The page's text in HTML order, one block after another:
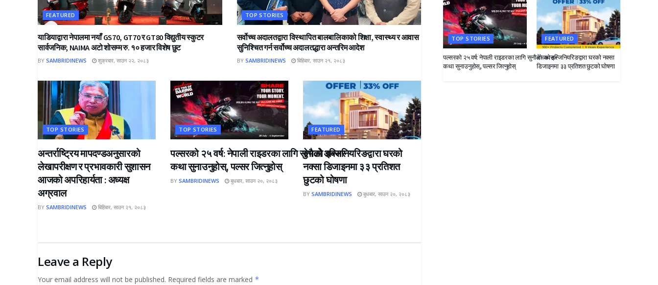
FEATURED
याडियाद्वारा नेपालमा नयाँ GS70, GT70 र GT80 विद्युतीय स्कुटर
सार्वजनिक; NAIMA अटो शोसम्म रु. १० हजार विशेष छुट
BY SAMBRIDINEWS शुक्रबार, साउन २२, २०८३
TOP STORIES
सर्वोच्च अदालतद्वारा विस्थापित बालबालिकाको शिक्षा, स्वास्थ्य र आवास
सुनिश्चित गर्न सर्वोच्च अदालतद्धारा अन्तरिम आदेश
BY SAMBRIDINEWS बिहिबार, साउन २१, २०८३
TOP STORIES
अन्तर्राष्ट्रिय मापदण्डअनुसारको
लेखापरीक्षण र प्रभावकारी सुशासन
आजको अपरिहार्यता : अध्यक्ष
अग्रवाल
BY SAMBRIDINEWS बिहिबार, साउन २१, २०८३
TOP STORIES
पल्सरको २५ वर्ष: नेपाली राइडरका लागि सुनौलो अवसर
कथा सुनाउनुहोस्, पल्सर जित्नुहोस्
BY SAMBRIDINEWS बुधबार, साउन २०, २०८३
FEATURED
देभको इन्जिनियरिङद्वारा घरको
नक्सा डिजाइनमा ३३ प्रतिशत
छुटको घोषणा
BY SAMBRIDINEWS बुधबार, साउन २०, २०८३
Leave a Reply
Your email address will not be published. Required fields are marked *
TOP STORIES
पल्सरको २५ वर्ष: नेपाली राइडरका लागि सुनौलो अवसर
कथा सुनाउनुहोस्, पल्सर जित्नुहोस्
FEATURED
देभको इन्जिनियरिङद्वारा घरको नक्सा
डिजाइनमा ३३ प्रतिशत छुटको घोषणा